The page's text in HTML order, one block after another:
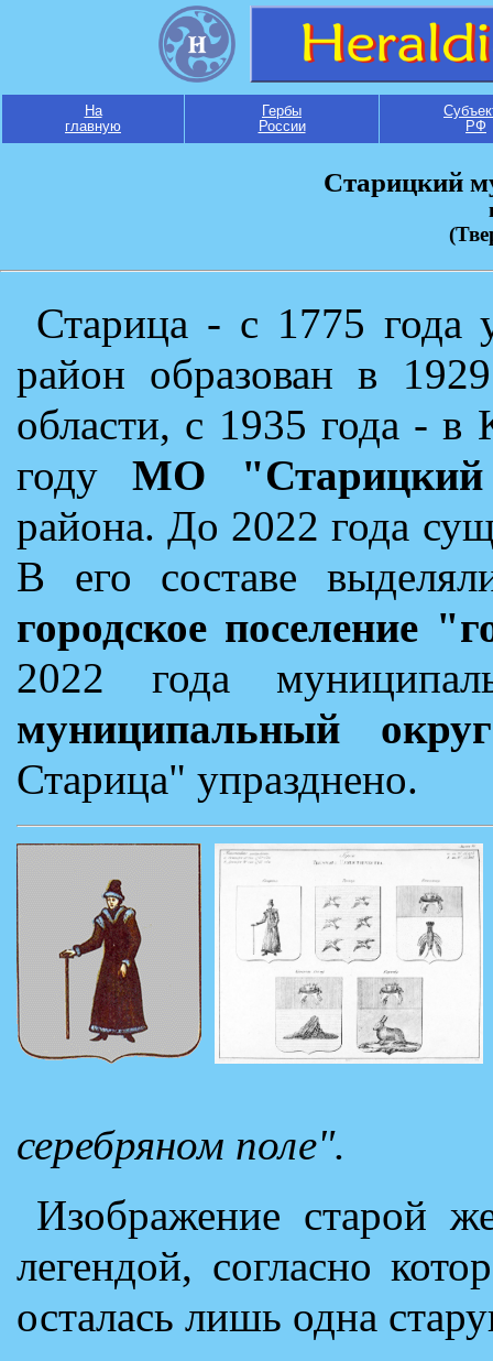
На
главную
Гербы
России
РФ
Старицкий
Старица - с 1775 года
район образован в
области, с 1935 года - в
годуМО
района. До 2022 года
В его составе
городское поселение
2022 года
муниципальный округ
Старица" упразднено.
серебряном поле".
Изображение старой
легендой, согласно
осталась лишь одна